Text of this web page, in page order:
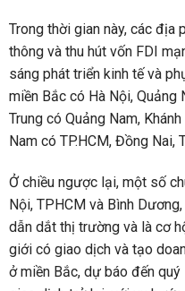
Trong thời gian này, các
thông và thu hút vốn FDI
sáng phát triển kinh tế và
miền Bắc có Hà Nội, Quảng
Trung có Quảng Nam,
Nam có TP.HCM, Đồng Nai,
Ở chiều ngược lại, một số
Nội, TPHCM và Bình
dẫn dắt thị trường và là cơ
giới có giao dịch và tạo
ở miền Bắc, dự báo đến